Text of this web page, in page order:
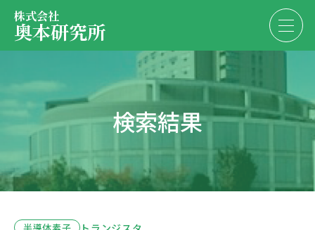
株式会社
奥本研究所
会社・決算情報
代表紹介
EN JP
お問い合わせ
検索結果